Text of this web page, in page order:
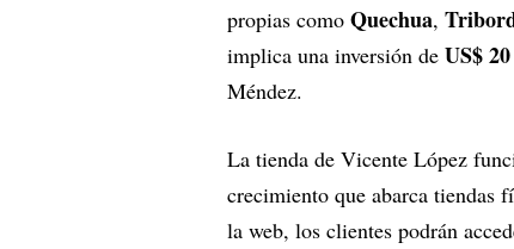
propias como Quechua,
implica una inversión de US$
Méndez.
La tienda de Vicente López
crecimiento que abarca tiendas
la web, los clientes podrán